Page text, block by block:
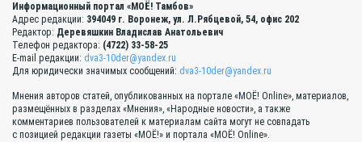
Информационный портал «МОЁ! Тамбов»
Адрес редакции: 394049 г. Воронеж, ул. Л.Рябцевой, 54, офис 202
Редактор: Деревяшкин Владислав Анатольевич
Телефон редактора: (4722) 33-58-25
E-mail редакции: dva3-10der@yandex.ru
Для юридически значимых сообщений: dva3-10der@yandex.ru
Мнения авторов статей, опубликованных на портале «МОЁ! Online», материалов,
размещённых в разделах «Мнения», «Народные новости», а также
комментариев пользователей к материалам сайта могут не совпадать
с позицией редакции газеты «МОЁ!» и портала «МОЁ! Online».